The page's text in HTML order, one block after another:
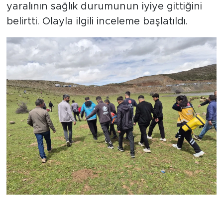
yaralının sağlık durumunun iyiye gittiğini
belirtti. Olayla ilgili inceleme başlatıldı.